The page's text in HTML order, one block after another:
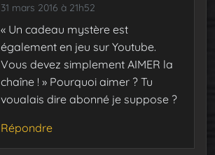
31 mars 2016 à 21h52
« Un cadeau mystère est
également en jeu sur Youtube.
Vous devez simplement AIMER la
chaîne ! » Pourquoi aimer ? Tu
voualais dire abonné je suppose ?
Répondre